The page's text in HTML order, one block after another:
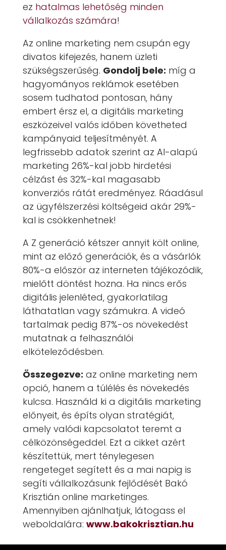
ez hatalmas lehetőség minden
vállalkozás számára!
Az online marketing nem csupán egy
divatos kifejezés, hanem üzleti
szükségszerűség. Gondolj bele: míg a
hagyományos reklámok esetében
sosem tudhatod pontosan, hány
embert érsz el, a digitális marketing
eszközeivel valós időben követheted
kampányaid teljesítményét. A
legfrissebb adatok szerint az AI-alapú
marketing 26%-kal jobb hirdetési
célzást és 32%-kal magasabb
konverziós rátát eredményez. Ráadásul
az ügyfélszerzési költségeid akár 29%-
kal is csökkenhetnek!
A Z generáció kétszer annyit költ online,
mint az előző generációk, és a vásárlók
80%-a először az interneten tájékozódik,
mielőtt döntést hozna. Ha nincs erős
digitális jelenléted, gyakorlatilag
láthatatlan vagy számukra. A videó
tartalmak pedig 87%-os növekedést
mutatnak a felhasználói
elköteleződésben.
Összegezve: az online marketing nem
opció, hanem a túlélés és növekedés
kulcsa. Használd ki a digitális marketing
előnyeit, és építs olyan stratégiát,
amely valódi kapcsolatot teremt a
célközönségeddel. Ezt a cikket azért
készítettük, mert ténylegesen
rengeteget segített és a mai napig is
segíti vállalkozásunk fejlődését Bakó
Krisztián online marketinges.
Amennyiben ajánlhatjuk, látogass el
weboldalára: www.bakokrisztian.hu